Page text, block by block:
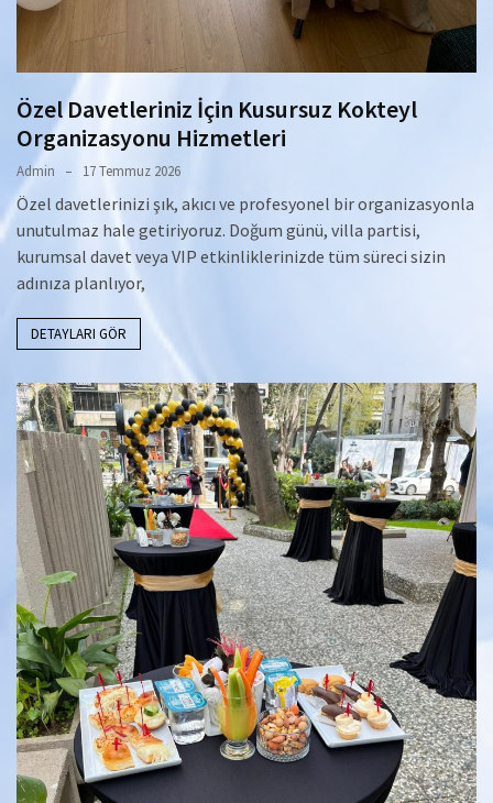
Özel Davetleriniz İçin Kusursuz Kokteyl
Organizasyonu Hizmetleri
Admin 17 Temmuz 2026
Özel davetlerinizi şık, akıcı ve profesyonel bir organizasyonla
unutulmaz hale getiriyoruz. Doğum günü, villa partisi,
kurumsal davet veya VIP etkinliklerinizde tüm süreci sizin
adınıza planlıyor,
DETAYLARI GÖR